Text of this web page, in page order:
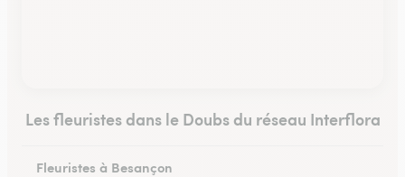
Les fleuristes dans le Doubs du réseau Interflora
Fleuristes à Besançon